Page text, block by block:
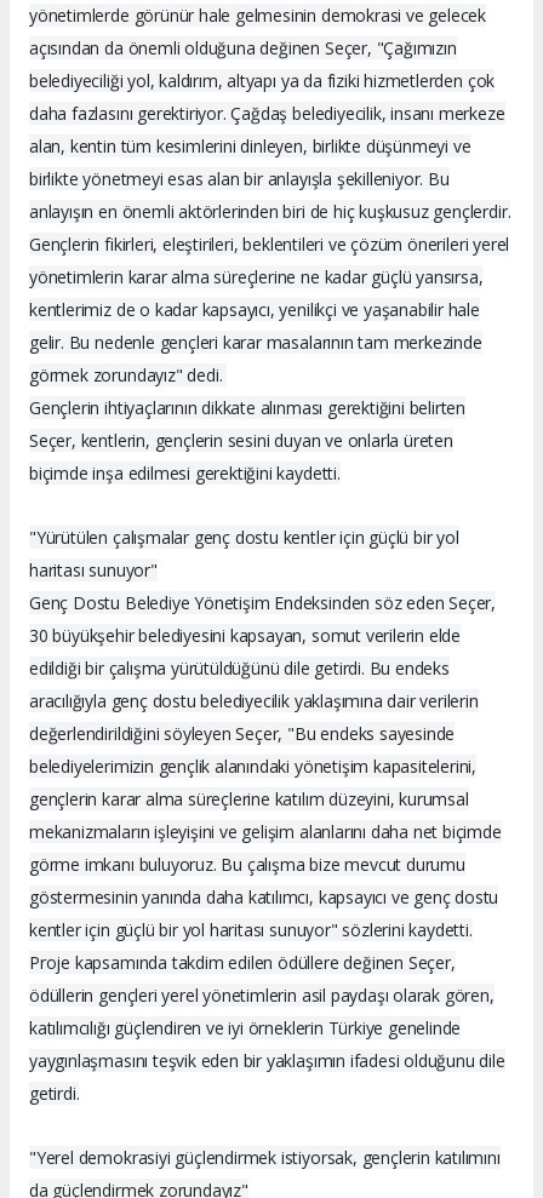
yönetimlerde görünür hale gelmesinin demokrasi ve gelecek
açısından da önemli olduğuna değinen Seçer, "Çağımızın
belediyeciliği yol, kaldırım, altyapı ya da fiziki hizmetlerden çok
daha fazlasını gerektiriyor. Çağdaş belediyecilik, insanı merkeze
alan, kentin tüm kesimlerini dinleyen, birlikte düşünmeyi ve
birlikte yönetmeyi esas alan bir anlayışla şekilleniyor. Bu
anlayışın en önemli aktörlerinden biri de hiç kuşkusuz gençlerdir.
Gençlerin fikirleri, eleştirileri, beklentileri ve çözüm önerileri yerel
yönetimlerin karar alma süreçlerine ne kadar güçlü yansırsa,
kentlerimiz de o kadar kapsayıcı, yenilikçi ve yaşanabilir hale
gelir. Bu nedenle gençleri karar masalarının tam merkezinde
görmek zorundayız" dedi.
Gençlerin ihtiyaçlarının dikkate alınması gerektiğini belirten
Seçer, kentlerin, gençlerin sesini duyan ve onlarla üreten
biçimde inşa edilmesi gerektiğini kaydetti.
"Yürütülen çalışmalar genç dostu kentler için güçlü bir yol
haritası sunuyor"
Genç Dostu Belediye Yönetişim Endeksinden söz eden Seçer,
30 büyükşehir belediyesini kapsayan, somut verilerin elde
edildiği bir çalışma yürütüldüğünü dile getirdi. Bu endeks
aracılığıyla genç dostu belediyecilik yaklaşımına dair verilerin
değerlendirildiğini söyleyen Seçer, "Bu endeks sayesinde
belediyelerimizin gençlik alanındaki yönetişim kapasitelerini,
gençlerin karar alma süreçlerine katılım düzeyini, kurumsal
mekanizmaların işleyişini ve gelişim alanlarını daha net biçimde
görme imkanı buluyoruz. Bu çalışma bize mevcut durumu
göstermesinin yanında daha katılımcı, kapsayıcı ve genç dostu
kentler için güçlü bir yol haritası sunuyor" sözlerini kaydetti.
Proje kapsamında takdim edilen ödüllere değinen Seçer,
ödüllerin gençleri yerel yönetimlerin asil paydaşı olarak gören,
katılımcılığı güçlendiren ve iyi örneklerin Türkiye genelinde
yaygınlaşmasını teşvik eden bir yaklaşımın ifadesi olduğunu dile
getirdi.
"Yerel demokrasiyi güçlendirmek istiyorsak, gençlerin katılımını
da güçlendirmek zorundayız"